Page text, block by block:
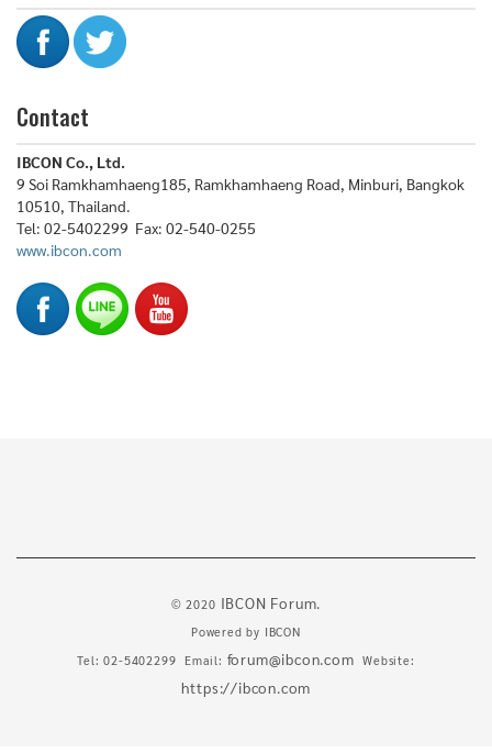
Contact
IBCON Co., Ltd.
9 Soi Ramkhamhaeng185, Ramkhamhaeng Road, Minburi, Bangkok
10510, Thailand.
Tel: 02-5402299 Fax: 02-540-0255
www.ibcon.com
© 2020 IBCON Forum.
Powered by IBCON
Tel: 02-5402299 Email: forum@ibcon.com Website:
https://ibcon.com